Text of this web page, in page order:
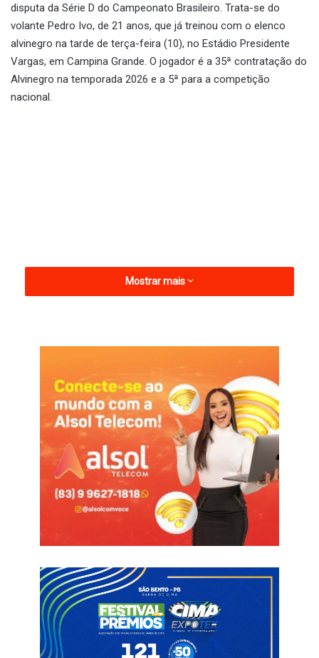
disputa da Série D do Campeonato Brasileiro. Trata-se do
volante Pedro Ivo, de 21 anos, que já treinou com o elenco
alvinegro na tarde de terça-feira (10), no Estádio Presidente
Vargas, em Campina Grande. O jogador é a 35ª contratação do
Alvinegro na temporada 2026 e a 5ª para a competição
nacional.
A informação é do repórter Onivaldo Elias (Bob Esponja), da
equipe Futebol Total, da Rádio WG Notícias.
Pedro Ivo chega após passagem pelo Cianorte, onde atuava
desde o fim de 2024. Pelo clube paranaense, o volante
disputou 30 partidas em 2025. Já em 2026, entrou em campo
em sete jogos do Campeonato Paranaense.
Paraibano, Pedro Ivo foi revelado pelo VF4 e ganhou projeção
Após passagem pela equipe sub-20 do Cuiabá em 2023, o
volante retornou ao Belo em 2024. Naquela temporada, o
jogador somou 20 partidas pelo time paraibano e marcou dois
Mostrar mais